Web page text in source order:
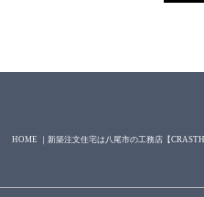
HOME ｜新築注文住宅は八尾市の工務店【